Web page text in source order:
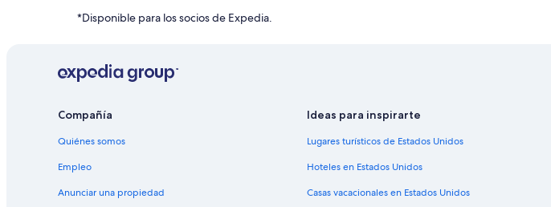
Vuelos de Cleveland (CLE) a Aeropuerto de Punta Gorda (PGD)
Vuelos de Denver (DEN) a Aeropuerto de Punta Gorda (PGD)
Vuelos de Freeport (FPO) a Aeropuerto de Punta Gorda (PGD)
Vuelos de Greenville (GSP) a Aeropuerto de Punta Gorda (PGD)
Vuelos de Washington (IAD) a Aeropuerto de Punta Gorda (PGD)
Vuelos de Indianápolis (IND) a Aeropuerto de Punta Gorda (PGD)
*Disponible para los socios de Expedia.
Compañía
Quiénes somos
Empleo
Anunciar una propiedad
Ideas para inspirarte
Lugares turísticos de Estados Unidos
Hoteles en Estados Unidos
Casas vacacionales en Estados Unidos